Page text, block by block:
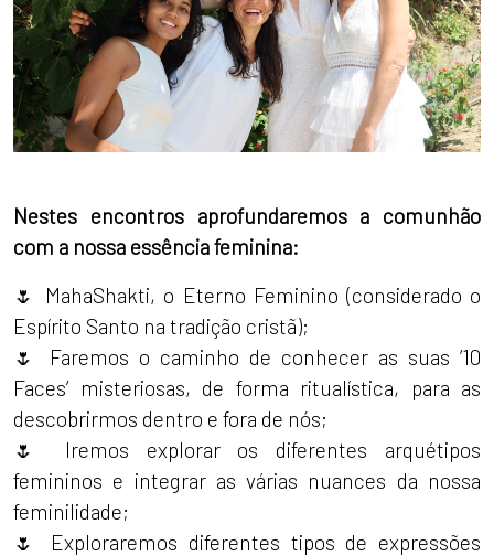
Nestes encontros aprofundaremos a comunhão
com a nossa essência feminina:
🌷 MahaShakti, o Eterno Feminino (considerado o
Espírito Santo na tradição cristã);
🌷 Faremos o caminho de conhecer as suas ’10
Faces’ misteriosas, de forma ritualística, para as
descobrirmos dentro e fora de nós;
🌷 Iremos explorar os diferentes arquétipos
femininos e integrar as várias nuances da nossa
feminilidade;
🌷 Exploraremos diferentes tipos de expressões